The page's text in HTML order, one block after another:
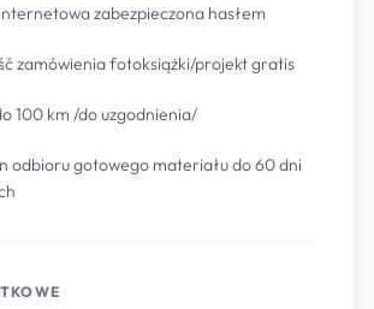
zabezpieczona hasłem
zamówienia fotoksiążki/projekt gratis
100 km /do uzgodnienia/
odbioru gotowego materiału do 60 dni